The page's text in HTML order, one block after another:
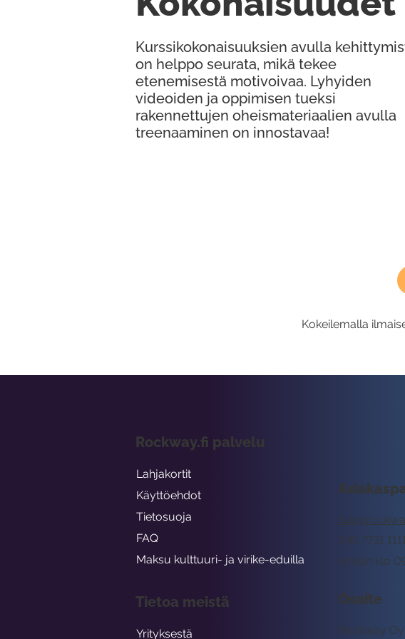
Kokeilemalla
Kurssikokonaisuuksien avulla
on helppo seurata, mikä tekee
etenemisestä motivoivaa. Lyhyiden
videoiden ja oppimisen tueksi
rakennettujen oheismateriaalien avulla
treenaaminen on innostavaa!
Arkisin klo
045 7731 1111
Osoite
Rockway Oy
Rockway.fi palvelu
Lahjakortit
Käyttöehdot
Tietosuoja
FAQ
Maksu kulttuuri- ja virike-eduilla
Tietoa meistä
Yrityksestä